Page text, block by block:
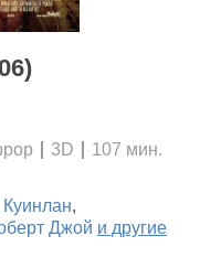
3D
107 мин.
Куинлан,
Джой и другие